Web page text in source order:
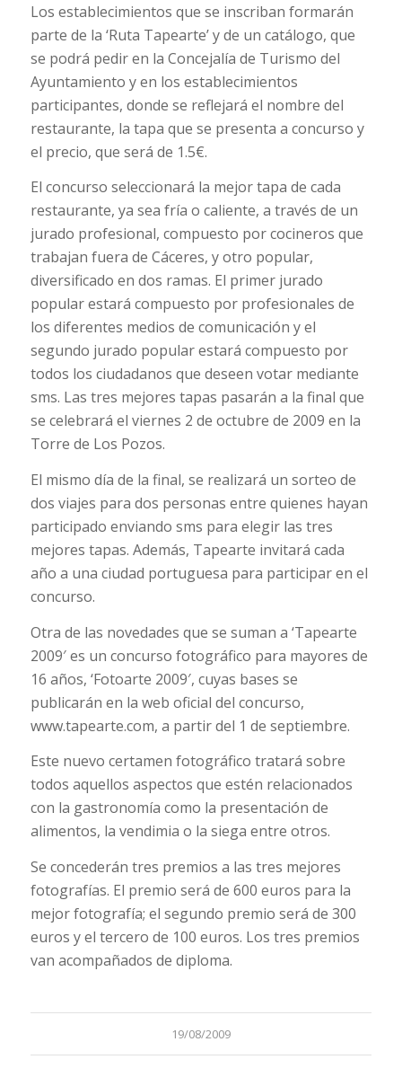
Los establecimientos que se inscriban formarán
parte de la ‘Ruta Tapearte’ y de un catálogo, que
se podrá pedir en la Concejalía de Turismo del
Ayuntamiento y en los establecimientos
participantes, donde se reflejará el nombre del
restaurante, la tapa que se presenta a concurso y
el precio, que será de 1.5€.
El concurso seleccionará la mejor tapa de cada
restaurante, ya sea fría o caliente, a través de un
jurado profesional, compuesto por cocineros que
trabajan fuera de Cáceres, y otro popular,
diversificado en dos ramas. El primer jurado
popular estará compuesto por profesionales de
los diferentes medios de comunicación y el
segundo jurado popular estará compuesto por
todos los ciudadanos que deseen votar mediante
sms. Las tres mejores tapas pasarán a la final que
se celebrará el viernes 2 de octubre de 2009 en la
Torre de Los Pozos.
El mismo día de la final, se realizará un sorteo de
dos viajes para dos personas entre quienes hayan
participado enviando sms para elegir las tres
mejores tapas. Además, Tapearte invitará cada
año a una ciudad portuguesa para participar en el
concurso.
Otra de las novedades que se suman a ‘Tapearte
2009′ es un concurso fotográfico para mayores de
16 años, ‘Fotoarte 2009′, cuyas bases se
publicarán en la web oficial del concurso,
www.tapearte.com, a partir del 1 de septiembre.
Este nuevo certamen fotográfico tratará sobre
todos aquellos aspectos que estén relacionados
con la gastronomía como la presentación de
alimentos, la vendimia o la siega entre otros.
Se concederán tres premios a las tres mejores
fotografías. El premio será de 600 euros para la
mejor fotografía; el segundo premio será de 300
euros y el tercero de 100 euros. Los tres premios
van acompañados de diploma.
19/08/2009